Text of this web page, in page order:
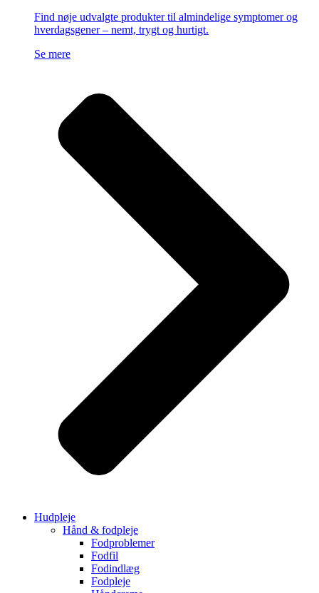
Find nøje udvalgte produkter til almindelige symptomer og
hverdagsgener – nemt, trygt og hurtigt.
Se mere
Hudpleje
Hånd & fodpleje
Fodproblemer
Fodfil
Fodindlæg
Fodpleje